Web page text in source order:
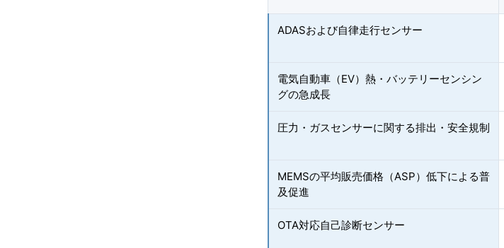
ADASおよび自律走行センサー
電気自動車（EV）熱・バッテリーセンシン
グの急成長
圧力・ガスセンサーに関する排出・安全規制
MEMSの平均販売価格（ASP）低下による普
及促進
OTA対応自己診断センサー